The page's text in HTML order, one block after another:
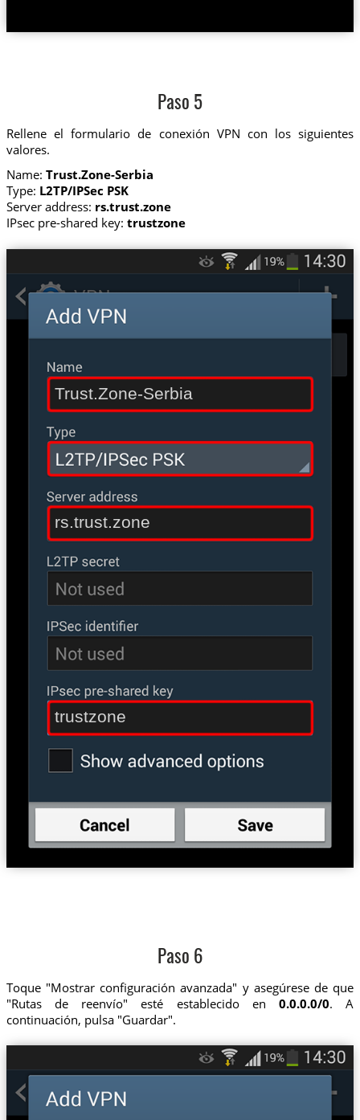
Paso 5
Rellene el formulario de conexión VPN con los siguientes
valores.
Name: Trust.Zone-Serbia
Type: L2TP/IPSec PSK
Server address: rs.trust.zone
IPsec pre-shared key: trustzone
Trust.Zone-Serbia
rs.trust.zone
trustzone
Paso 6
Toque "Mostrar configuración avanzada" y asegúrese de que
"Rutas de reenvío" esté establecido en0.0.0.0/0. A
continuación, pulsa "Guardar".